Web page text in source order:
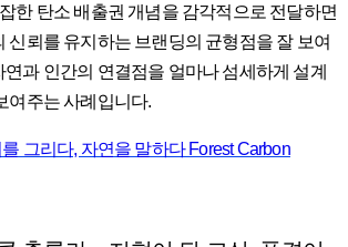
한 탄소 배출권 개념을 감각적으로 전달하면
신뢰를 유지하는 브랜딩의 균형점을 잘 보여
과 인간의 연결점을 얼마나 섬세하게 설계
여주는 사례입니다.
그리다, 자연을 말하다 Forest Carbon